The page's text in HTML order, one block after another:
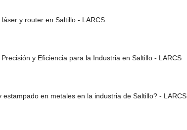
y router en Saltillo - LARCS
y Eficiencia para la Industria en Saltillo - LARCS
en metales en la industria de Saltillo? - LARCS